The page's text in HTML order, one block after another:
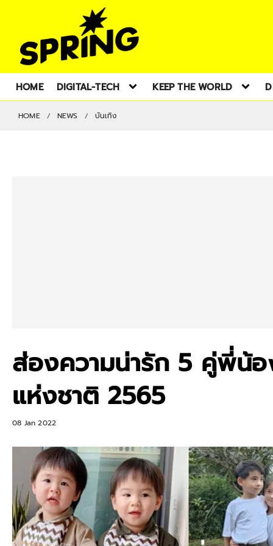
HOME DIGITAL-TECH KEEP THE WORLD
HOME NEWS บันเทิง
ส่องความน่ารัก 5 คู่พี่น้
แห่งชาติ 2565
08 Jan 2022